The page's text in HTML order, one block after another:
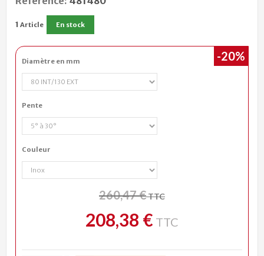
1 Article En stock
Diamètre en mm
Pente
Couleur
260,47 €TTC
-20%
208,38 € TTC